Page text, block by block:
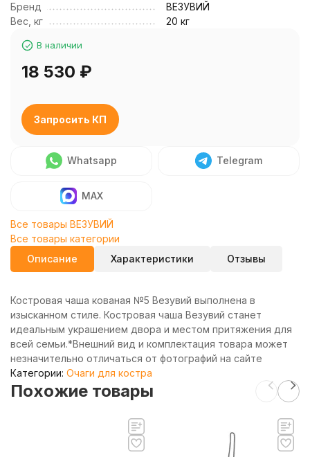
Бренд
ВЕЗУВИЙ
Вес, кг
20 кг
В наличии
18 530 ₽
Запросить КП
Whatsapp Telegram
MAX
Все товары ВЕЗУВИЙ
Все товары категории
Описание
Характеристики Отзывы
Костровая чаша кованая №5 Везувий выполнена в
изысканном стиле. Костровая чаша Везувий станет
идеальным украшением двора и местом притяжения для
всей семьи.*Внешний вид и комплектация товара может
незначительно отличаться от фотографий на сайте
Категории: Очаги для костра
Похожие товары